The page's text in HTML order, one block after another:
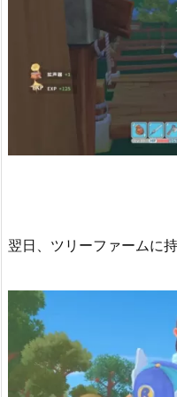
翌日、ツリーファームに